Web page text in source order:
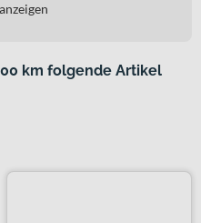
km folgende Artikel